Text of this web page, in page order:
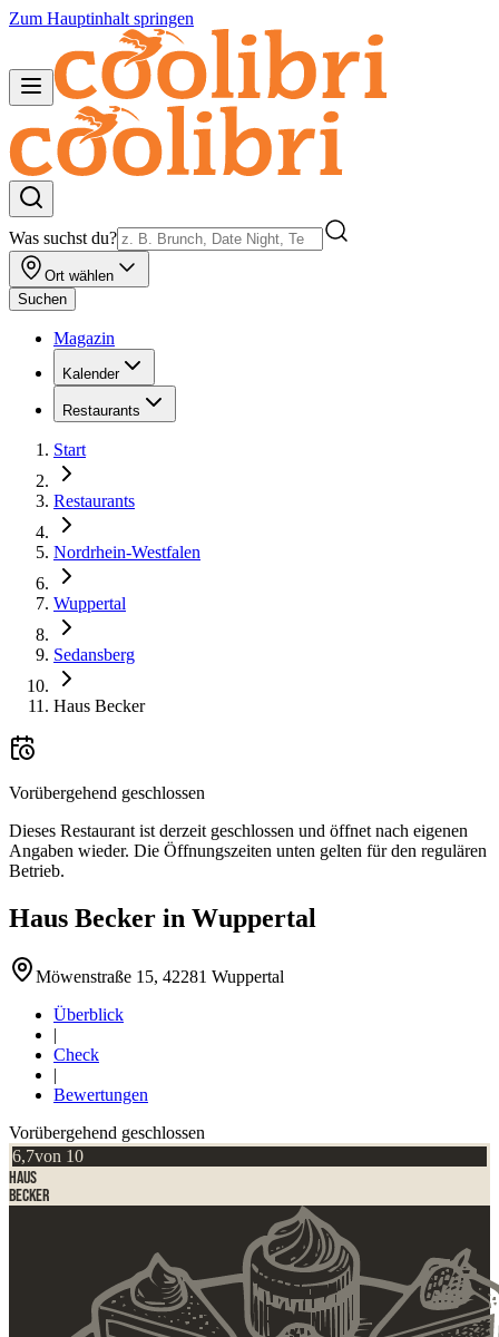
Zum Hauptinhalt springen
Was suchst du?
Ort wählen
Suchen
Magazin
Kalender
Restaurants
Start
Restaurants
Nordrhein-Westfalen
Wuppertal
Sedansberg
Haus Becker
Vorübergehend geschlossen
Dieses Restaurant ist derzeit geschlossen und öffnet nach eigenen
Angaben wieder. Die Öffnungszeiten unten gelten für den regulären
Betrieb.
Haus Becker in Wuppertal
Möwenstraße 15, 42281 Wuppertal
Überblick
|
Check
|
Bewertungen
Vorübergehend geschlossen
6,7von 10
Haus
Becker